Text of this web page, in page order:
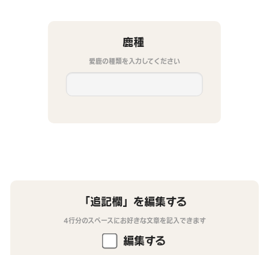
鹿種
愛鹿の種類を入力してください
「追記欄」を編集する
4行分のスペースにお好きな文章を記入できます
編集する